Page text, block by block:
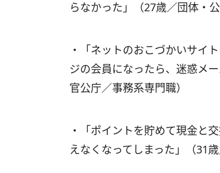
らなかった」（27歳／団体・
・「ネットのおこづかいサイ
ジの会員になったら、迷惑メ
官公庁／事務系専門職）
・「ポイントを貯めて現金と
えなくなってしまった」（31